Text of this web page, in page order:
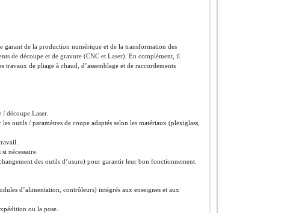
garant de la production numérique et de la transformation des
de découpe et de gravure (CNC et Laser). En complément, il
de pliage à chaud, d’assemblage et de raccordements
découpe Laser.
outils / paramètres de coupe adaptés selon les matériaux (plexiglass,
nécessaire.
des outils d’usure) pour garantir leur bon fonctionnement.
d’alimentation, contrôleurs) intégrés aux enseignes et aux
ou la pose.